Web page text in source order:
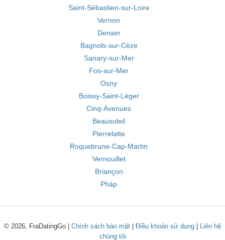
Saint-Sébastien-sur-Loire
Vernon
Denain
Bagnols-sur-Cèze
Sanary-sur-Mer
Fos-sur-Mer
Osny
Boissy-Saint-Léger
Cinq-Avenues
Beausoleil
Pierrelatte
Roquebrune-Cap-Martin
Vernouillet
Briançon
Pháp
© 2026, FraDatingGo | Chính sách bảo mật Điều khoản sử dụng
Liên hệ
chúng tôi